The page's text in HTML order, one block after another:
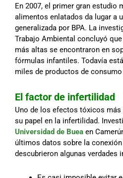
En 2007, el primer gran estudio
alimentos enlatados da lugar a
generalizada por BPA. La
Trabajo Ambiental concluyó
más altas se encontraron en
fórmulas infantiles. Todavía
miles de productos de consumo
El factor de infertilidad
Uno de los efectos tóxicos más
su papel en la infertilidad.
Universidad de Buea en
últimos datos sobre la
descubrieron algunas verdades